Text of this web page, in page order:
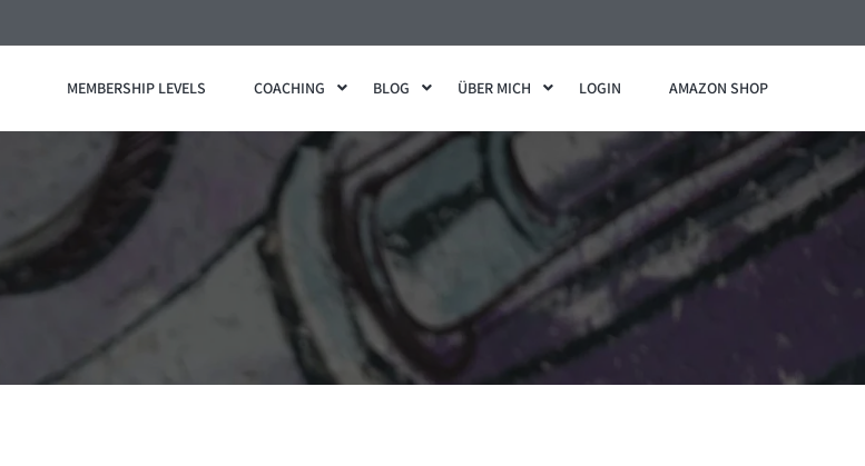
MEMBERSHIP LEVELS COACHING BLOG ÜBER MICH LOGIN AMAZON SHOP